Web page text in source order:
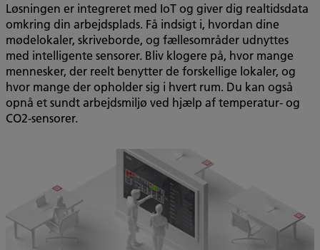
Løsningen er integreret med IoT og giver dig realtidsdata
omkring din arbejdsplads. Få indsigt i, hvordan dine
mødelokaler, skriveborde, og fællesområder udnyttes
med intelligente sensorer. Bliv klogere på, hvor mange
mennesker, der reelt benytter de forskellige lokaler, og
hvor mange der opholder sig i hvert rum. Du kan også
opnå et sundt arbejdsmiljø ved hjælp af temperatur- og
CO2-sensorer.